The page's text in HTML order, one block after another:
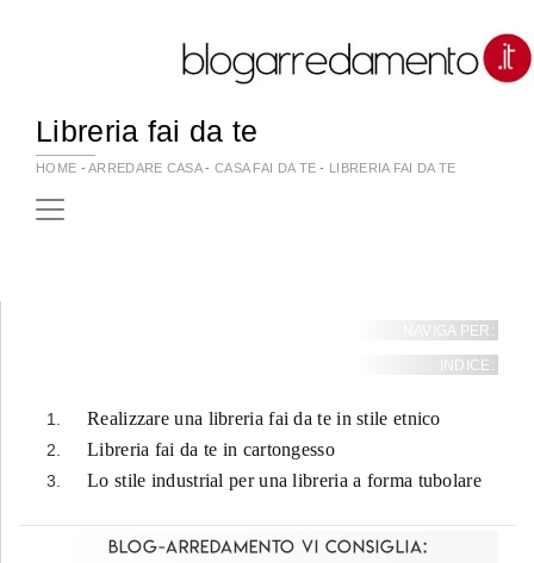
Libreria fai da te
HOME -ARREDARE CASA- CASA FAI DA TE - LIBRERIA FAI DA TE
NAVIGA PER:
INDICE:
Realizzare una libreria fai da te in stile etnico
Libreria fai da te in cartongesso
Lo stile industrial per una libreria a forma tubolare
Blog-Arredamento vi consiglia: